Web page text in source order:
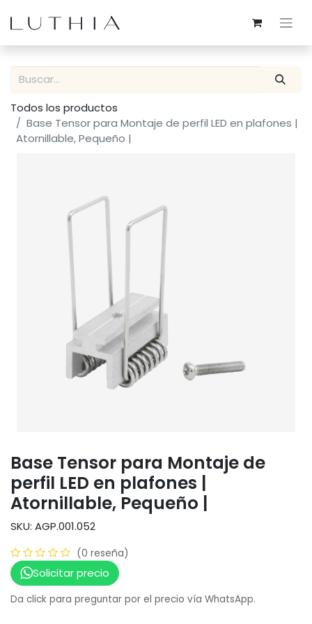
Todos los productos
Base Tensor para Montaje de perfil LED en plafones |
Atornillable, Pequeño |
Base Tensor para Montaje de
perfil LED en plafones |
Atornillable, Pequeño |
SKU: AGP.001.052
(0 reseña)
Solicitar precio
Da click para preguntar por el precio vía WhatsApp.